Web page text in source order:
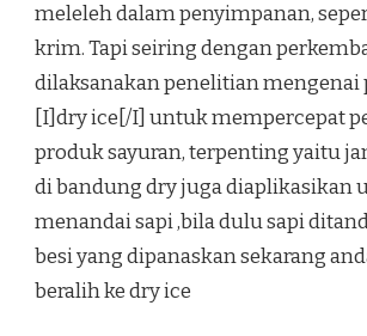
meleleh dalam penyimpanan,
krim. Tapi seiring dengan
dilaksanakan penelitian mengenai
[I]dry ice[/I] untuk mempercepat
produk sayuran, terpenting yaitu
di bandung dry juga diaplikasikan
menandai sapi ,bila dulu sapi
besi yang dipanaskan sekarang
beralih ke dry ice